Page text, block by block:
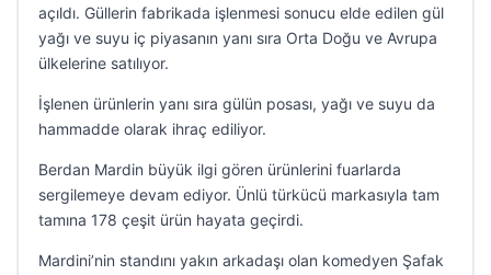
açıldı. Güllerin fabrikada işlenmesi sonucu elde edilen gül
yağı ve suyu iç piyasanın yanı sıra Orta Doğu ve Avrupa
ülkelerine satılıyor.
İşlenen ürünlerin yanı sıra gülün posası, yağı ve suyu da
hammadde olarak ihraç ediliyor.
Berdan Mardin büyük ilgi gören ürünlerini fuarlarda
sergilemeye devam ediyor. Ünlü türkücü markasıyla tam
tamına 178 çeşit ürün hayata geçirdi.
Mardini’nin standını yakın arkadaşı olan komedyen Şafak